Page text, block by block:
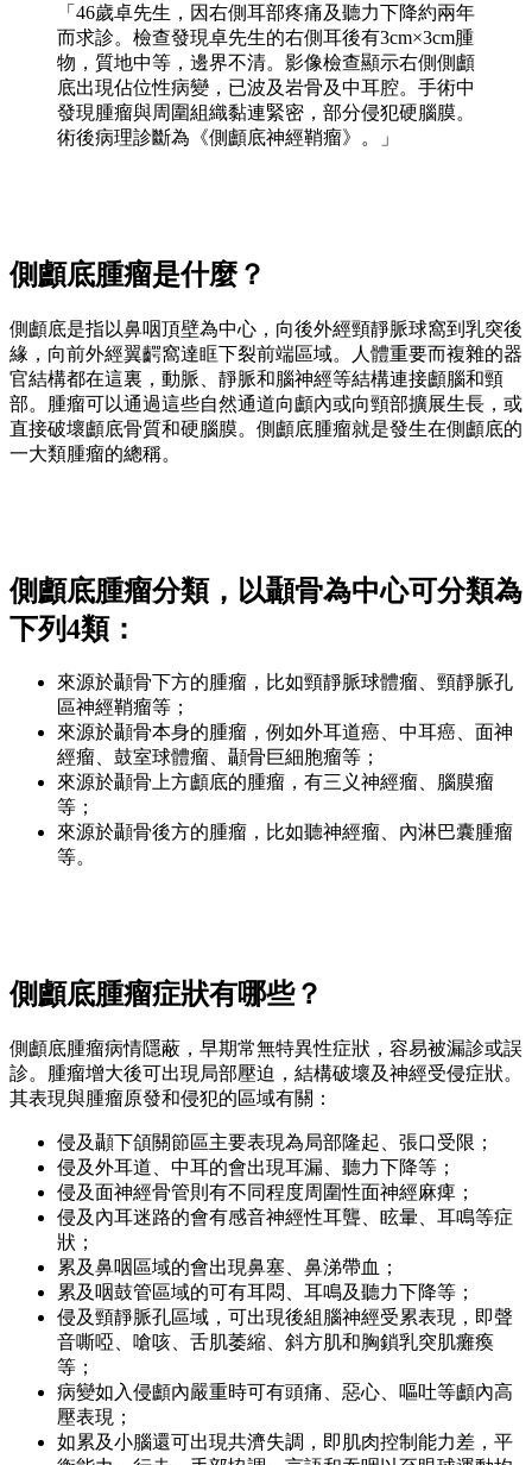
「46歲卓先生，因右側耳部疼痛及聽力下降約兩年
而求診。檢查發現卓先生的右側耳後有3cm×3cm腫
物，質地中等，邊界不清。影像檢查顯示右側側顱
底出現佔位性病變，已波及岩骨及中耳腔。手術中
發現腫瘤與周圍組織黏連緊密，部分侵犯硬腦膜。
術後病理診斷為《側顱底神經鞘瘤》。」
側顱底腫瘤是什麼？
側顱底是指以鼻咽頂壁為中心，向後外經頸靜脈球窩到乳突後
緣，向前外經翼齶窩達眶下裂前端區域。人體重要而複雜的器
官結構都在這裏，動脈、靜脈和腦神經等結構連接顱腦和頸
部。腫瘤可以通過這些自然通道向顱內或向頸部擴展生長，或
直接破壞顱底骨質和硬腦膜。側顱底腫瘤就是發生在側顱底的
一大類腫瘤的總稱。
側顱底腫瘤分類，以顳骨為中心可分類為
下列4類：
來源於顳骨下方的腫瘤，比如頸靜脈球體瘤、頸靜脈孔
區神經鞘瘤等；
來源於顳骨本身的腫瘤，例如外耳道癌、中耳癌、面神
經瘤、鼓室球體瘤、顳骨巨細胞瘤等；
來源於顳骨上方顱底的腫瘤，有三义神經瘤、腦膜瘤
等；
來源於顳骨後方的腫瘤，比如聽神經瘤、內淋巴囊腫瘤
等。
側顱底腫瘤症狀有哪些？
側顱底腫瘤病情隱蔽，早期常無特異性症狀，容易被漏診或誤
診。腫瘤增大後可出現局部壓迫，結構破壞及神經受侵症狀。
其表現與腫瘤原發和侵犯的區域有關：
侵及顳下頜關節區主要表現為局部隆起、張口受限；
侵及外耳道、中耳的會出現耳漏、聽力下降等；
侵及面神經骨管則有不同程度周圍性面神經麻痺；
侵及內耳迷路的會有感音神經性耳聾、眩暈、耳鳴等症
狀；
累及鼻咽區域的會出現鼻塞、鼻涕帶血；
累及咽鼓管區域的可有耳悶、耳鳴及聽力下降等；
侵及頸靜脈孔區域，可出現後組腦神經受累表現，即聲
音嘶啞、嗆咳、舌肌萎縮、斜方肌和胸鎖乳突肌癱瘓
等；
病變如入侵顱內嚴重時可有頭痛、惡心、嘔吐等顱內高
壓表現；
如累及小腦還可出現共濟失調，即肌肉控制能力差，平